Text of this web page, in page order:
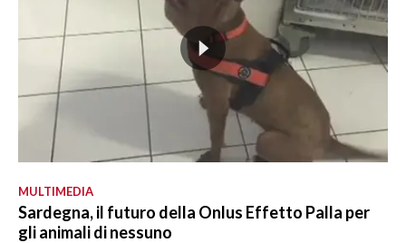
MULTIMEDIA
Sardegna, il futuro della Onlus Effetto Palla per
gli animali di nessuno